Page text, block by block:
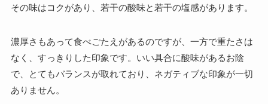
その味はコクがあり、若干の酸味と若干の塩感があります。
濃厚さもあって食べごたえがあるのですが、一方で重たさは
なく、すっきりした印象です。いい具合に酸味があるお陰
で、とてもバランスが取れており、ネガティブな印象が一切
ありません。